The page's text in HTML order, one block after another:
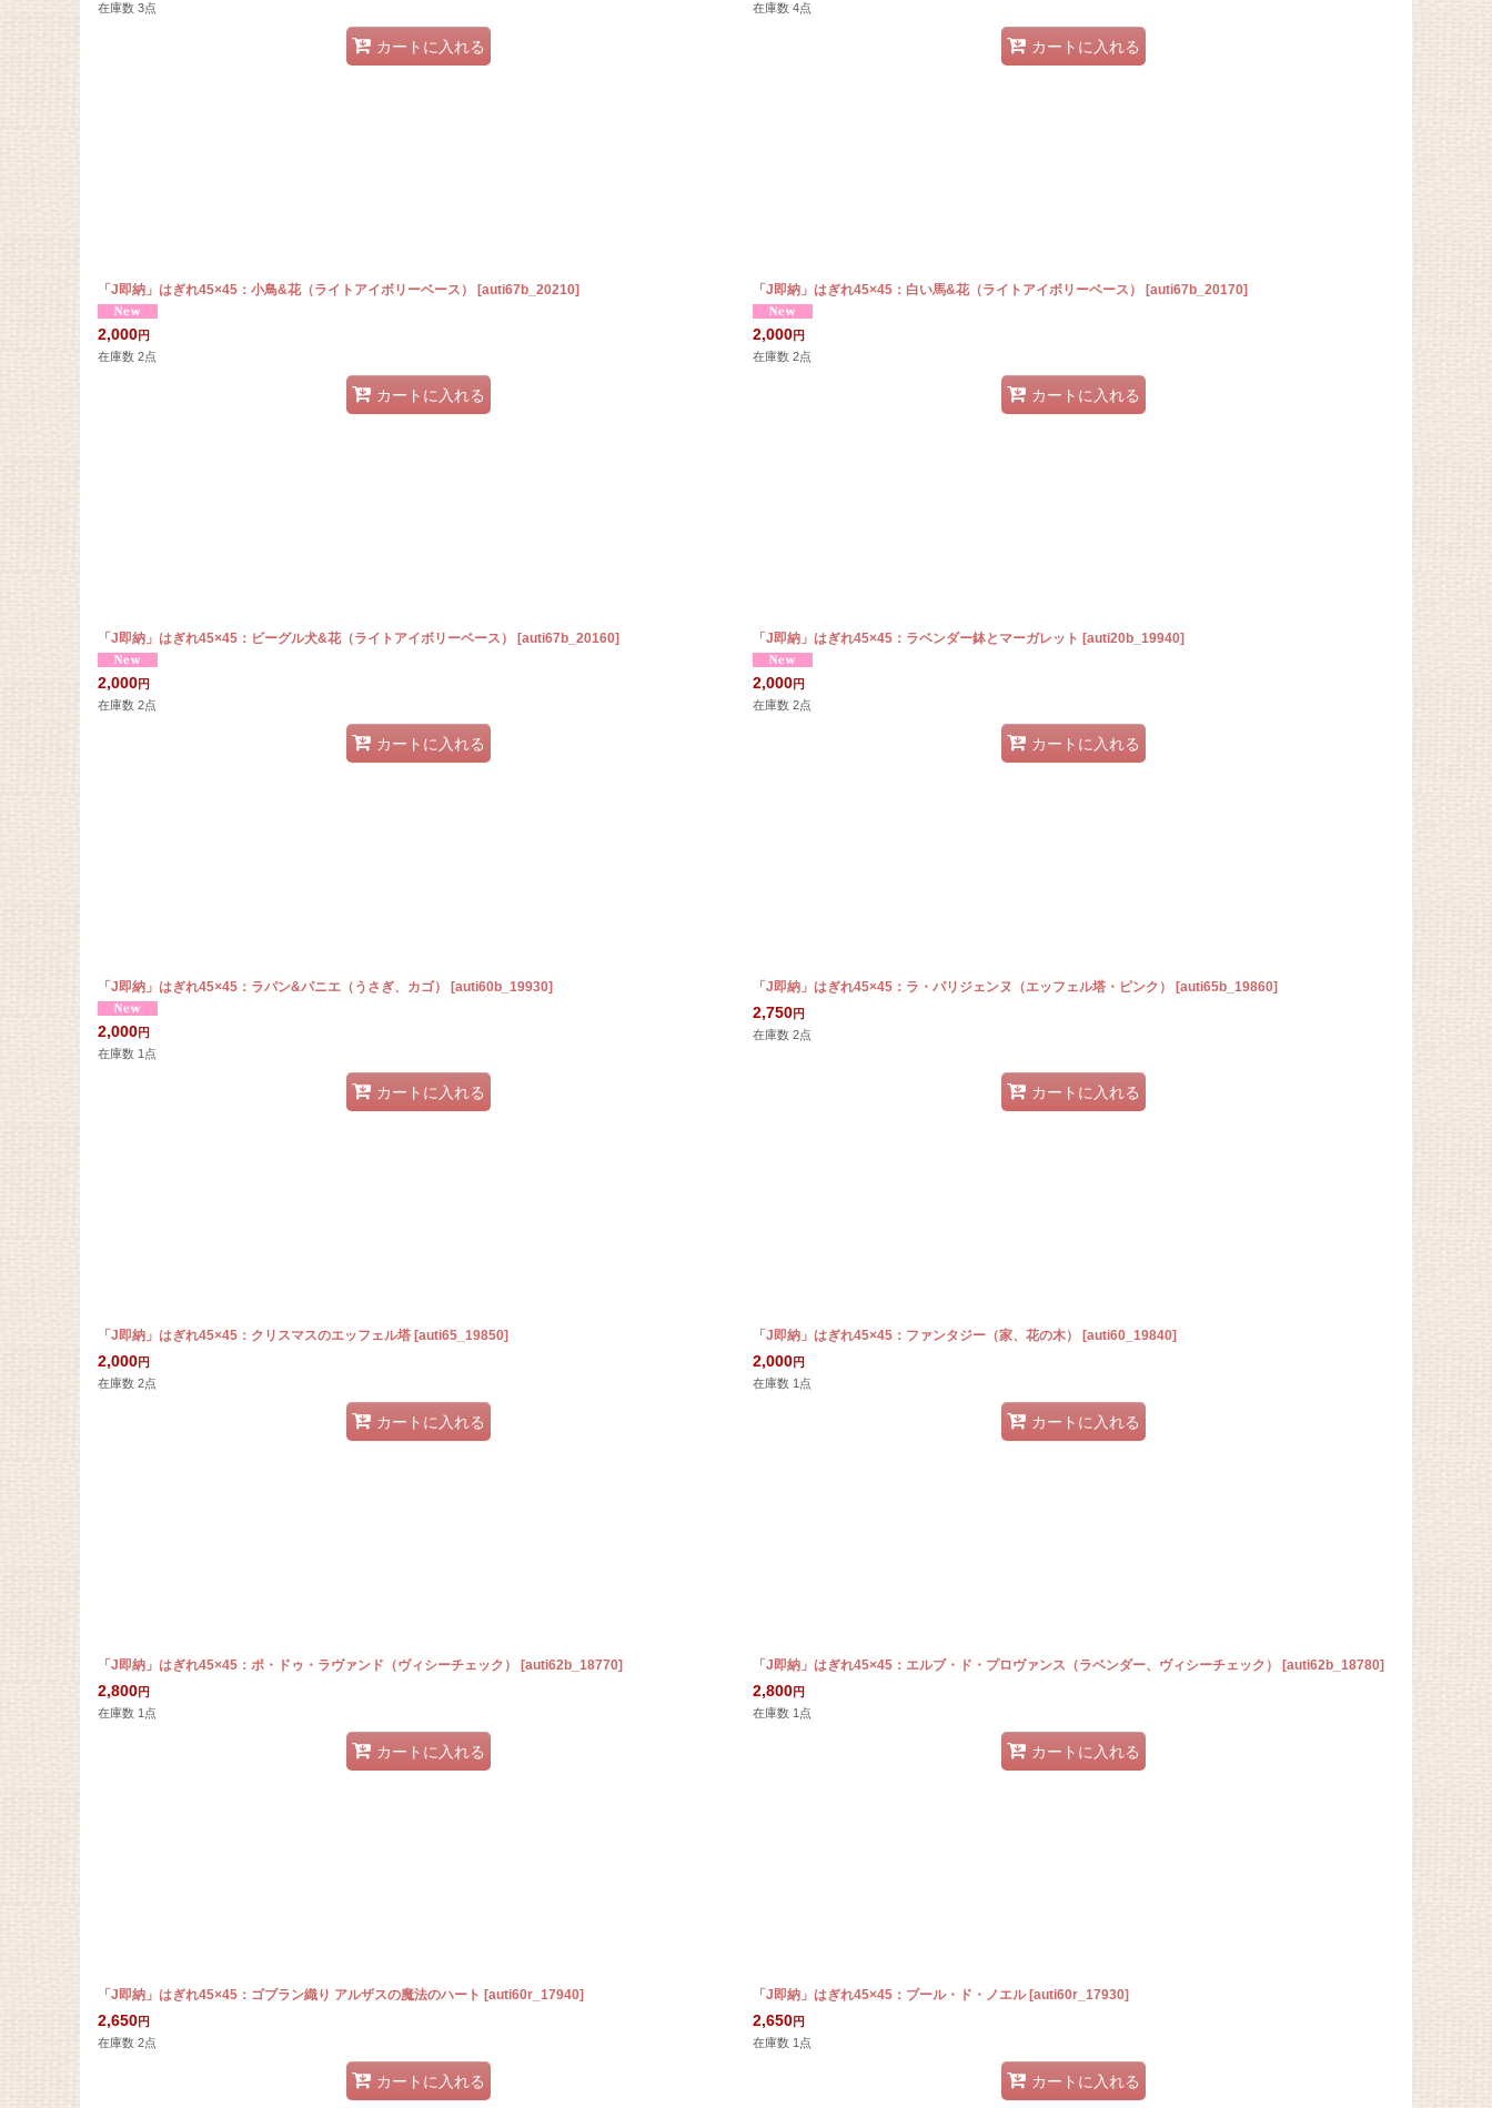
在庫数 3点
カートに入れる
在庫数 4点
カートに入れる
「J即納」はぎれ45×45：小鳥&花（ライトアイボリーベース） [auti67b_20210]
2,000円
在庫数 2点
カートに入れる
「J即納」はぎれ45×45：白い馬&花（ライトアイボリーベース） [auti67b_20170]
2,000円
在庫数 2点
カートに入れる
「J即納」はぎれ45×45：ビーグル犬&花（ライトアイボリーベース） [auti67b_20160]
2,000円
在庫数 2点
カートに入れる
「J即納」はぎれ45×45：ラベンダー鉢とマーガレット [auti20b_19940]
2,000円
在庫数 2点
カートに入れる
「J即納」はぎれ45×45：ラパン&パニエ（うさぎ、カゴ） [auti60b_19930]
2,000円
在庫数 1点
カートに入れる
「J即納」はぎれ45×45：ラ・パリジェンヌ（エッフェル塔・ピンク） [auti65b_19860]
2,750円
在庫数 2点
カートに入れる
「J即納」はぎれ45×45：クリスマスのエッフェル塔 [auti65_19850]
2,000円
在庫数 2点
カートに入れる
「J即納」はぎれ45×45：ファンタジー（家、花の木） [auti60_19840]
2,000円
在庫数 1点
カートに入れる
「J即納」はぎれ45×45：ポ・ドゥ・ラヴァンド（ヴィシーチェック） [auti62b_18770]
2,800円
在庫数 1点
カートに入れる
「J即納」はぎれ45×45：エルブ・ド・プロヴァンス（ラベンダー、ヴィシーチェック） [auti62b_18780]
2,800円
在庫数 1点
カートに入れる
「J即納」はぎれ45×45：ゴブラン織り アルザスの魔法のハート [auti60r_17940]
2,650円
在庫数 2点
カートに入れる
「J即納」はぎれ45×45：ブール・ド・ノエル [auti60r_17930]
2,650円
在庫数 1点
カートに入れる